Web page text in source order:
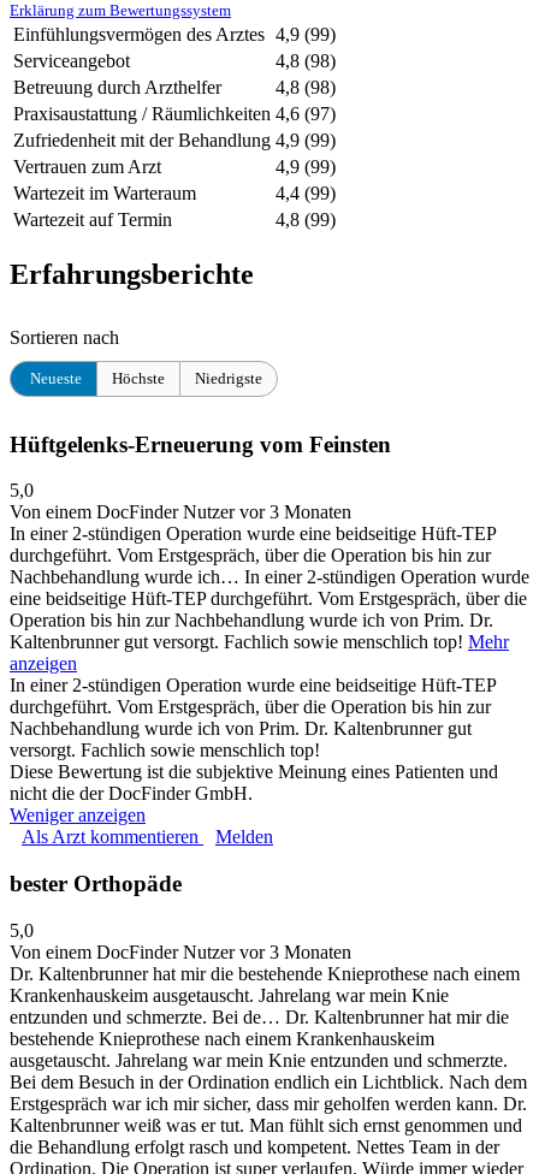
Erklärung zum Bewertungssystem
Einfühlungsvermögen des Arztes 4,9 (99)
Serviceangebot
4,8 (98)
Betreuung durch Arzthelfer
4,8 (98)
Praxisaustattung / Räumlichkeiten 4,6 (97)
Zufriedenheit mit der Behandlung 4,9 (99)
Vertrauen zum Arzt
4,9 (99)
Wartezeit im Warteraum
4,4 (99)
Wartezeit auf Termin
4,8 (99)
Erfahrungsberichte
Sortieren nach
Neueste Höchste Niedrigste
Hüftgelenks-Erneuerung vom Feinsten
5,0
Von einem DocFinder Nutzervor 3 Monaten
In einer 2-stündigen Operation wurde eine beidseitige Hüft-TEP
durchgeführt. Vom Erstgespräch, über die Operation bis hin zur
Nachbehandlung wurde ich… In einer 2-stündigen Operation wurde
eine beidseitige Hüft-TEP durchgeführt. Vom Erstgespräch, über die
Operation bis hin zur Nachbehandlung wurde ich von Prim. Dr.
Kaltenbrunner gut versorgt. Fachlich sowie menschlich top! Mehr
anzeigen
In einer 2-stündigen Operation wurde eine beidseitige Hüft-TEP
durchgeführt. Vom Erstgespräch, über die Operation bis hin zur
Nachbehandlung wurde ich von Prim. Dr. Kaltenbrunner gut
versorgt. Fachlich sowie menschlich top!
Diese Bewertung ist die subjektive Meinung eines Patienten und
nicht die der DocFinder GmbH.
Weniger anzeigen
Als Arzt kommentieren
Melden
bester Orthopäde
5,0
Von einem DocFinder Nutzervor 3 Monaten
Dr. Kaltenbrunner hat mir die bestehende Knieprothese nach einem
Krankenhauskeim ausgetauscht. Jahrelang war mein Knie
entzunden und schmerzte. Bei de… Dr. Kaltenbrunner hat mir die
bestehende Knieprothese nach einem Krankenhauskeim
ausgetauscht. Jahrelang war mein Knie entzunden und schmerzte.
Bei dem Besuch in der Ordination endlich ein Lichtblick. Nach dem
Erstgespräch war ich mir sicher, dass mir geholfen werden kann. Dr.
Kaltenbrunner weiß was er tut. Man fühlt sich ernst genommen und
die Behandlung erfolgt rasch und kompetent. Nettes Team in der
Ordination. Die Operation ist super verlaufen. Würde immer wieder